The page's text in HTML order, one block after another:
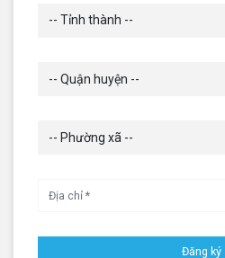
-- Tỉnh thành --
-- Quận huyện --
-- Phường xã --
Đăng ký